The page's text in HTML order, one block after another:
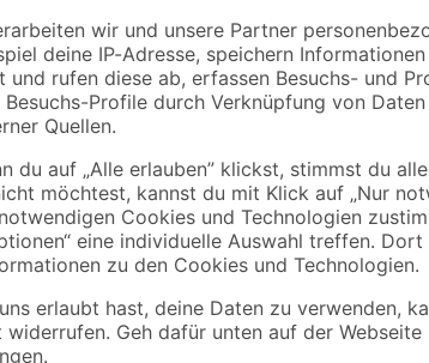
Erlebe höchsten
stilvollem
nicht nur Qualität,
ermöglicht es dir,
Handgriff zu
besonders
unkompliziert und